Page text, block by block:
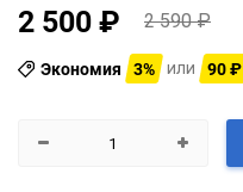
2 500 ₽ 2 590 ₽
Экономия 3% или 90 ₽